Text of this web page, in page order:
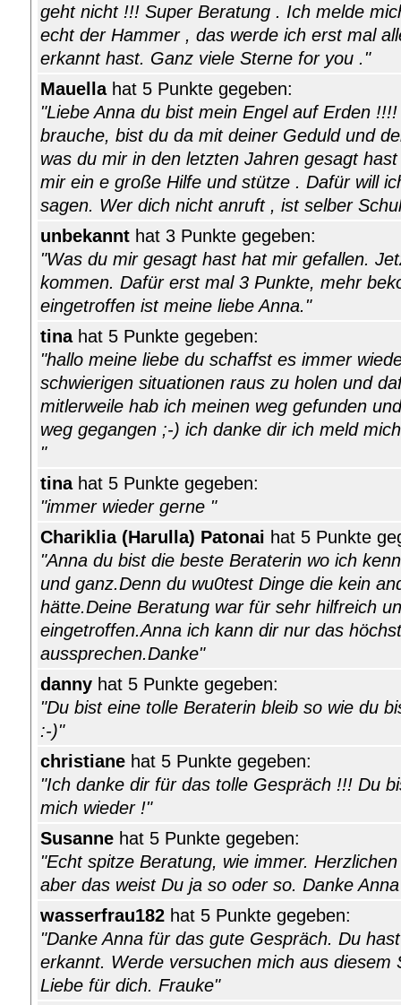
geht nicht !!! Super Beratung . Ich melde
echt der Hammer , das werde ich erst mal
erkannt hast. Ganz viele Sterne for you ."
Mauella hat 5 Punkte gegeben:
"Liebe Anna du bist mein Engel auf Erden
brauche, bist du da mit deiner Geduld und
was du mir in den letzten Jahren gesagt
mir ein e große Hilfe und stütze . Dafür will
sagen. Wer dich nicht anruft , ist selber
unbekannt hat 3 Punkte gegeben:
"Was du mir gesagt hast hat mir gefallen.
kommen. Dafür erst mal 3 Punkte, mehr
eingetroffen ist meine liebe Anna."
tinahat 5 Punkte gegeben:
"hallo meine liebe du schaffst es immer
schwierigen situationen raus zu holen und
mitlerweile hab ich meinen weg gefunden
weg gegangen ;-) ich danke dir ich meld
"
tinahat 5 Punkte gegeben:
"immer wieder gerne "
Chariklia (Harulla) Patonai hat 5 Punkte
"Anna du bist die beste Beraterin wo ich
und ganz.Denn du wu0test Dinge die kein
hätte.Deine Beratung war für sehr hilfreich
eingetroffen.Anna ich kann dir nur das
aussprechen.Danke"
danny hat 5 Punkte gegeben:
"Du bist eine tolle Beraterin bleib so wie du
:-)"
christiane hat 5 Punkte gegeben:
"Ich danke dir für das tolle Gespräch !!! Du
mich wieder !"
Susanne hat 5 Punkte gegeben:
"Echt spitze Beratung, wie immer.
aber das weist Du ja so oder so. Danke
wasserfrau182 hat 5 Punkte gegeben:
"Danke Anna für das gute Gespräch. Du
erkannt. Werde versuchen mich aus diesem
Liebe für dich. Frauke"